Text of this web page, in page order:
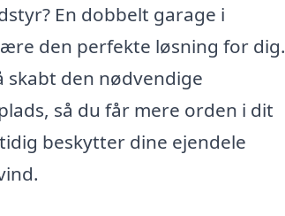
En dobbelt garage i
den perfekte løsning for dig.
skabt den nødvendige
så du får mere orden i dit
beskytter dine ejendele